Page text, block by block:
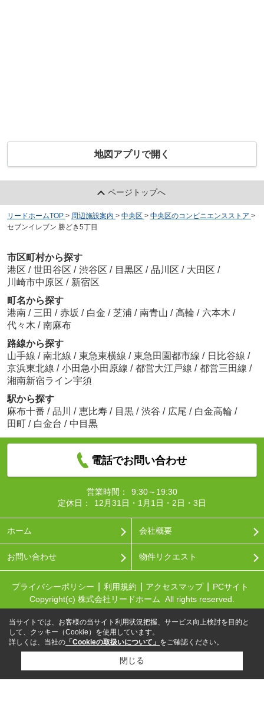
地図アプリで開く
ページトップへ
リードホームTOP > 周辺施設案内 > 中央区 > 中央区のコンビニエンスストア >
セブンイレブン 勝どき5丁目
市区町村から探す
港区 / 世田谷区 / 渋谷区 / 目黒区 / 品川区 / 大田区 /
川崎市中原区 / 新宿区
町名から探す
港南 / 三田 / 赤坂 / 白金 / 芝浦 / 南青山 / 高輪 / 六本木 /
代々木 / 南麻布
路線から探す
山手線 / 南北線 / 東急東横線 / 東急田園都市線 / 日比谷線 /
京浜東北線 / 小田急小田原線 / 都営大江戸線 / 都営三田線 /
湘南新宿ライン宇須
駅から探す
麻布十番 / 品川 / 恵比寿 / 目黒 / 渋谷 / 広尾 / 白金高輪 /
田町 / 白金台 / 中目黒
電話でお問い合わせ
営業時間：
9:30～19:30
定休日：
12月31日・1月1日・2日・3日
ホーム 会社概要
お問い合わせ 物件リクエスト
プライバシーポリシー 利用規約 アクセスマップ
PCサイト
Copyright(c) 株式会社リードホーム All rights reserved.
当サイトでは、お客様の当サイト利用状況把握、サービス向上検討を目的と
して、クッキー（Cookie）を使用しています。
詳しくは、当社の 「Cookieの取扱いについて」 をご確認ください。
閉じる